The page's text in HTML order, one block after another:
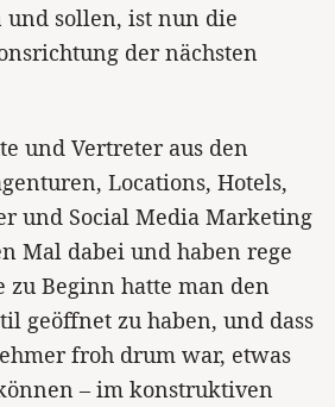
und sollen, ist nun die
der nächsten
und Vertreter aus den
Locations, Hotels,
und Social Media Marketing
Mal dabei und haben rege
zu Beginn hatte man den
geöffnet zu haben, und dass
froh drum war, etwas
– im konstruktiven